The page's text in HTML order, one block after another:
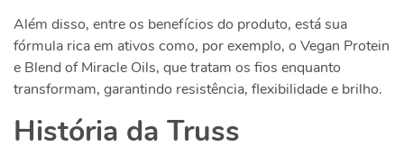
Além disso, entre os benefícios do produto, está sua
fórmula rica em ativos como, por exemplo, o Vegan Protein
e Blend of Miracle Oils, que tratam os fios enquanto
transformam, garantindo resistência, flexibilidade e brilho.
História da Truss